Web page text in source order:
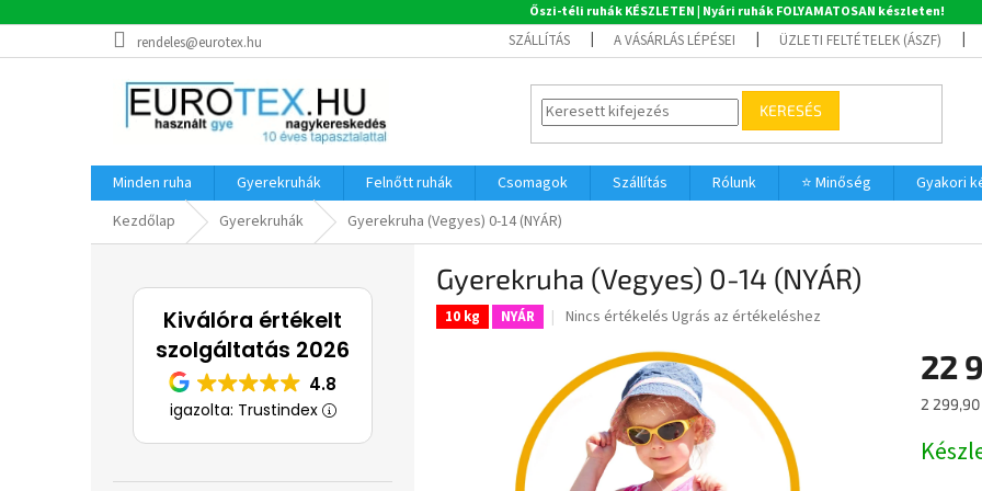
Őszi-téli ruhák KÉSZLETEN | Nyári ruhák FOLYAMATOSAN készleten!
a
rendeles@eurotex.hu SZÁLLÍTÁS A VÁSÁRLÁS LÉPÉSEI ÜZLETI FELTÉTELEK (ÁSZF)
KERESÉS
Minden ruha Gyerekruhák Felnőtt ruhák Csomagok Szállítás Rólunk ⭐ Minőség Gyakori
Kezdőlap
Gyerekruhák Gyerekruha (Vegyes) 0-14 (NYÁR)
Kiválóra értékelt
szolgáltatás 2026
4.8
igazolta: Trustindex
Gyerekruha (Vegyes) 0-14 (NYÁR)
10 kg NYÁR
A
átlagos
értékelése
5-
csillag.
Nincs értékelés Ugrás az értékeléshez
22
2